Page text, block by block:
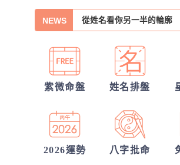
00:41
習慣把累往肚子裡吞？
越努力越燒光自己？你
賦可能用過頭了 #shorts
00:40
顆星，常燒光自己
40歲，人生努力全部歸
——我打開命盤，看到
麼？
04:51
NEWS
30項情定一生占
我的人生命運20解
誰會陪我步入紅毯?
他會是你最終的幸福？
另一半何時來敲門?
他的異性關係全解密
紫微命盤 姓名排盤
2026運勢 八字批命